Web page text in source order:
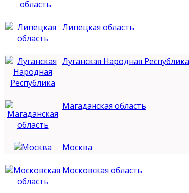
Липецкая область
Луганская Народная Республика
Магаданская область
Москва
Московская область